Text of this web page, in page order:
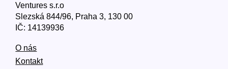
Ventures s.r.o
Slezská 844/96, Praha 3, 130 00
IČ: 14139936
O nás
Kontakt